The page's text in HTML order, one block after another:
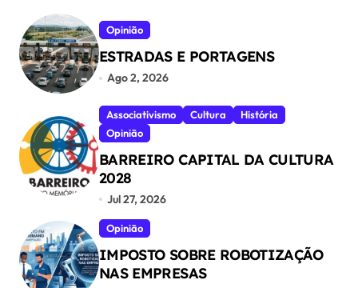
Opinião
ESTRADAS E PORTAGENS
Ago 2, 2026
Associativismo Cultura
História
Opinião
BARREIRO CAPITAL DA CULTURA
2028
Jul 27, 2026
Opinião
IMPOSTO SOBRE ROBOTIZAÇÃO
NAS EMPRESAS